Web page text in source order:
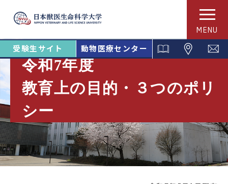
MENU
受験生サイト 動物医療センター
令和7年度
教育上の目的・３つのポリ
シー